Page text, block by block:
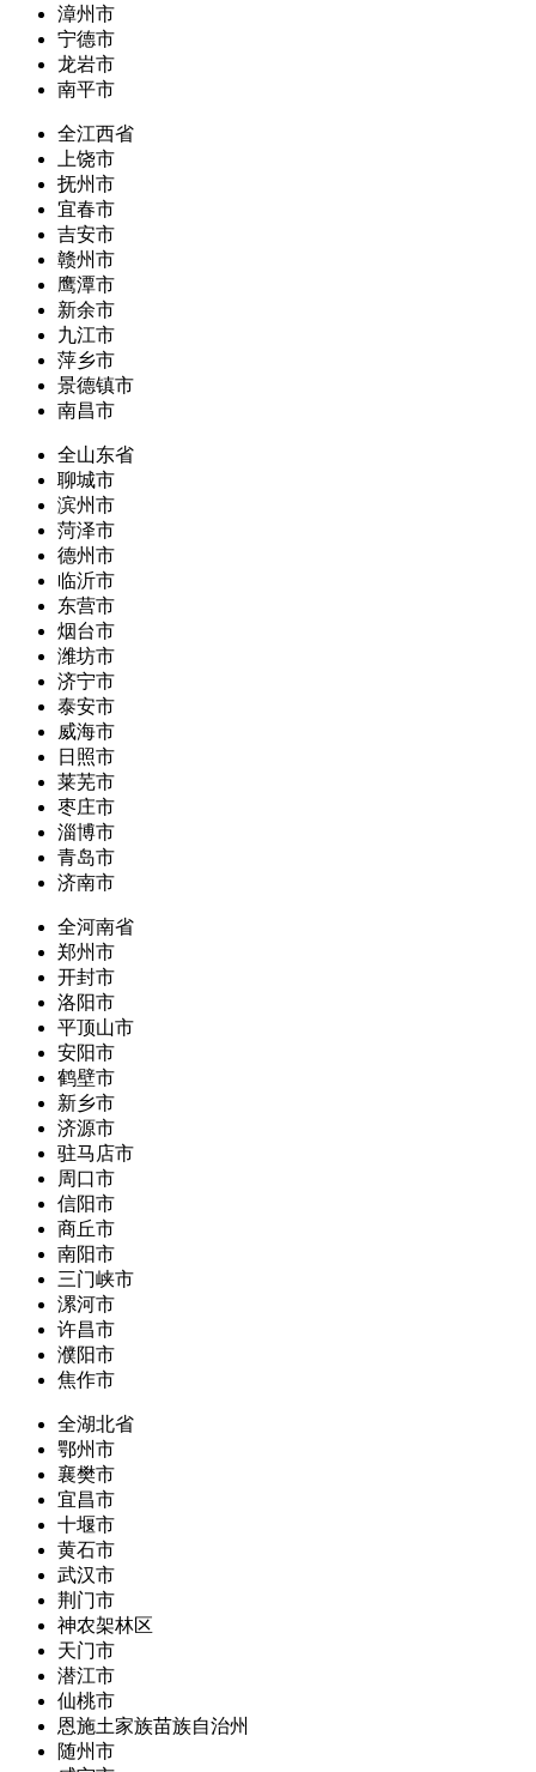
漳州市
宁德市
龙岩市
南平市
全江西省
上饶市
抚州市
宜春市
吉安市
赣州市
鹰潭市
新余市
九江市
萍乡市
景德镇市
南昌市
全山东省
聊城市
滨州市
菏泽市
德州市
临沂市
东营市
烟台市
潍坊市
济宁市
泰安市
威海市
日照市
莱芜市
枣庄市
淄博市
青岛市
济南市
全河南省
郑州市
开封市
洛阳市
平顶山市
安阳市
鹤壁市
新乡市
济源市
驻马店市
周口市
信阳市
商丘市
南阳市
三门峡市
漯河市
许昌市
濮阳市
焦作市
全湖北省
鄂州市
襄樊市
宜昌市
十堰市
黄石市
武汉市
荆门市
神农架林区
天门市
潜江市
仙桃市
恩施土家族苗族自治州
随州市